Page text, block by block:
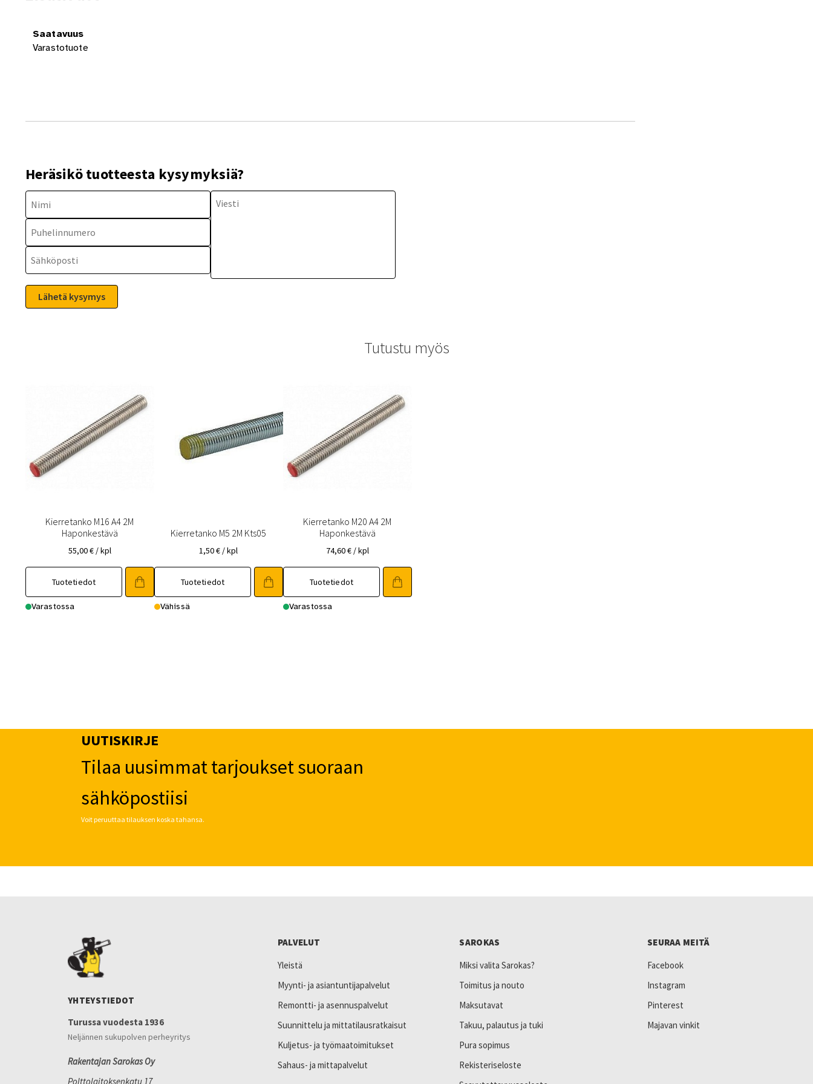
Saatavuus
Varastotuote
Heräsikö tuotteesta kysymyksiä?
Tutustu myös
Kierretanko M16 A4 2M
Haponkestävä
55,00€ / kpl
Tuotetiedot
Varastossa
Kierretanko M5 2M Kts05
1,50€ / kpl
Tuotetiedot
Vähissä
Kierretanko M20 A4 2M
Haponkestävä
74,60€ / kpl
Tuotetiedot
Varastossa
UUTISKIRJE
Tilaa uusimmat tarjoukset suoraan
sähköpostiisi
Voit peruuttaa tilauksen koska tahansa.
YHTEYSTIEDOT
Turussa vuodesta 1936
Neljännen sukupolven perheyritys
Rakentajan Sarokas Oy
Polttolaitoksenkatu 17
PALVELUT
Yleistä
Myynti- ja asiantuntijapalvelut
Remontti- ja asennuspalvelut
Suunnittelu ja mittatilausratkaisut
Kuljetus- ja työmaatoimitukset
Sahaus- ja mittapalvelut
SAROKAS
Miksi valita Sarokas?
Toimitus ja nouto
Maksutavat
Takuu, palautus ja tuki
Pura sopimus
Rekisteriseloste
SEURAA MEITÄ
Facebook
Instagram
Pinterest
Majavan vinkit